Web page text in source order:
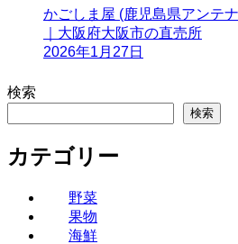
かごしま屋 (鹿児島県アンテ
｜大阪府大阪市の直売所
2026年1月27日
検索
検索
カテゴリー
野菜
果物
海鮮